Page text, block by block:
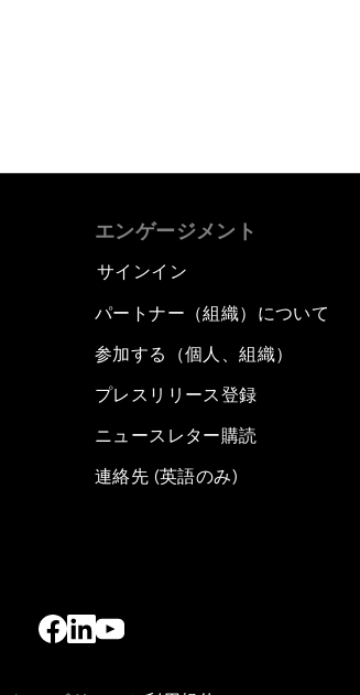
エンゲージメント
サインイン
パートナー（組織）について
参加する（個人、組織）
プレスリリース登録
ニュースレター購読
連絡先 (英語のみ)